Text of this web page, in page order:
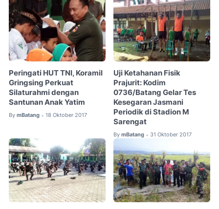
Peringati HUT TNI, Koramil
Gringsing Perkuat
Silaturahmi dengan
Santunan Anak Yatim
By mBatang • 18 Oktober 2017
Uji Ketahanan Fisik
Prajurit: Kodim
0736/Batang Gelar Tes
Kesegaran Jasmani
Periodik di Stadion M
Sarengat
By mBatang • 31 Oktober 2017